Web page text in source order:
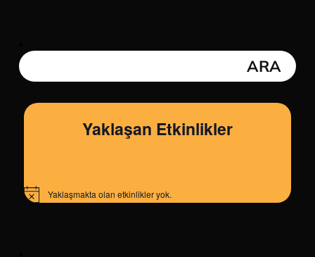
Yaklaşan Etkinlikler
Notice Yaklaşmakta olan etkinlikler yok.